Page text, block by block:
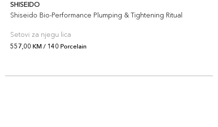
SHISEIDO
Shiseido Bio-Performance Plumping & Tightening Ritual
Setovi za njegu lica
557,00 KM / 140 Porcelain